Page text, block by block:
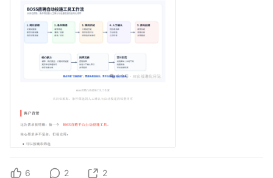
6 2 2